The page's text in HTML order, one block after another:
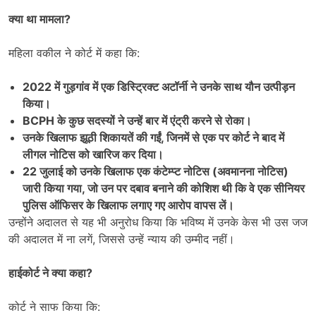
क्या था मामला?
महिला वकील ने कोर्ट में कहा कि:
2022में गुड़गांव में एक डिस्ट्रिक्ट अटॉर्नी ने उनके साथ यौन उत्पीड़न
किया।
BCPHके कुछ सदस्यों ने उन्हें बार में एंट्री करने से रोका।
उनके खिलाफ झूठी शिकायतें की गईं,जिनमें से एक पर कोर्ट ने बाद में
लीगल नोटिस को खारिज कर दिया।
22जुलाई को उनके खिलाफ एक कंटेम्प्ट नोटिस (अवमानना नोटिस)
जारी किया गया,जो उन पर दबाव बनाने की कोशिश थी कि वे एक सीनियर
पुलिस ऑफिसर के खिलाफ लगाए गए आरोप वापस लें।
उन्होंने अदालत से यह भी अनुरोध किया कि भविष्य में उनके केस भी उस जज
की अदालत में ना लगें, जिससे उन्हें न्याय की उम्मीद नहीं।
हाईकोर्ट ने क्या कहा?
कोर्ट ने साफ किया कि: